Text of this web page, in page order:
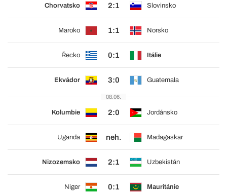
Chorvatsko 2:1 Slovinsko
Maroko 1:1 Norsko
Řecko 0:1 Itálie
Ekvádor 3:0 Guatemala
08.06.
Kolumbie 2:0 Jordánsko
Uganda neh. Madagaskar
Nizozemsko 2:1 Uzbekistán
Niger 0:1 Mauritánie